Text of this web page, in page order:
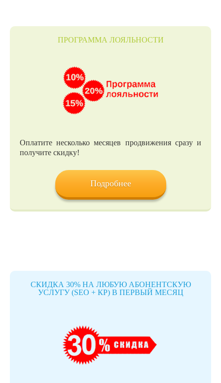
ПРОГРАММА ЛОЯЛЬНОСТИ
Оплатите несколько месяцев продвижения сразу и
получите скидку!
Подробнее
СКИДКА 30% НА ЛЮБУЮ АБОНЕНТСКУЮ
УСЛУГУ (SEO + КР) В ПЕРВЫЙ МЕСЯЦ